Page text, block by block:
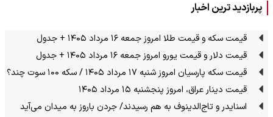
پربازدید ترین اخبار
قیمت سکه و قیمت طلا امروز جمعه ۱۶ مرداد ۱۴۰۵ + جدول
قیمت دلار و قیمت یورو امروز جمعه ۱۶ مرداد ۱۴۰۵ + جدول
قیمت سکه پارسیان امروز شنبه ۱۷ مرداد ۱۴۰۵ / سکه ۱۰۰ سوت چند؟
قیمت دینار عراق، امروز پنجشنبه ۱۵ مرداد ۱۴۰۵
اسنایدر و تاج‌الدینوف به هم رسیدند/ جردن باروز به میدان می‌آید